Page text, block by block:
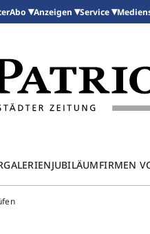
Abo Anzeigen Service
JUBILÄUMFIRMEN